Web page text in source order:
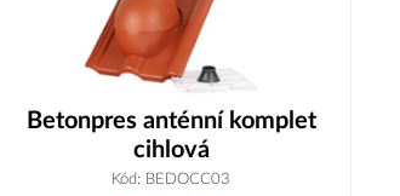
Betonpres anténní komplet
cihlová
Kód: BEDOCC03